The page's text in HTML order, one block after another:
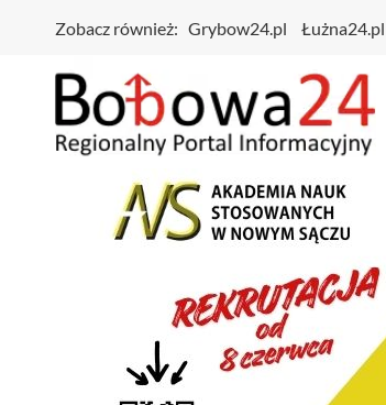
Zobacz również: Grybow24.pl Łużna24.pl